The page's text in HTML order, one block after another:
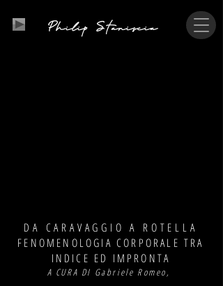
Philip Staniscia
DA CARAVAGGIO A ROTELLA
FENOMENOLOGIA CORPORALE TRA
INDICE ED IMPRONTA
A CURA DI Gabriele Romeo,